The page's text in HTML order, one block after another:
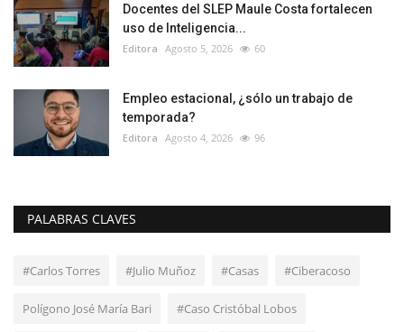
Docentes del SLEP Maule Costa fortalecen
uso de Inteligencia...
Editora Agosto 5, 2026 60
Empleo estacional, ¿sólo un trabajo de
temporada?
Editora Agosto 4, 2026 96
PALABRAS CLAVES
#Carlos Torres #Julio Muñoz #Casas #Ciberacoso
Polígono José María Bari #Caso Cristóbal Lobos